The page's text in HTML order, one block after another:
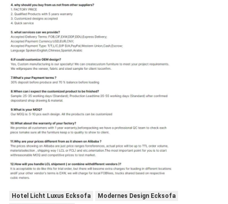
Hotel Licht Luxus Ecksofa
Modernes Design Ecksofa